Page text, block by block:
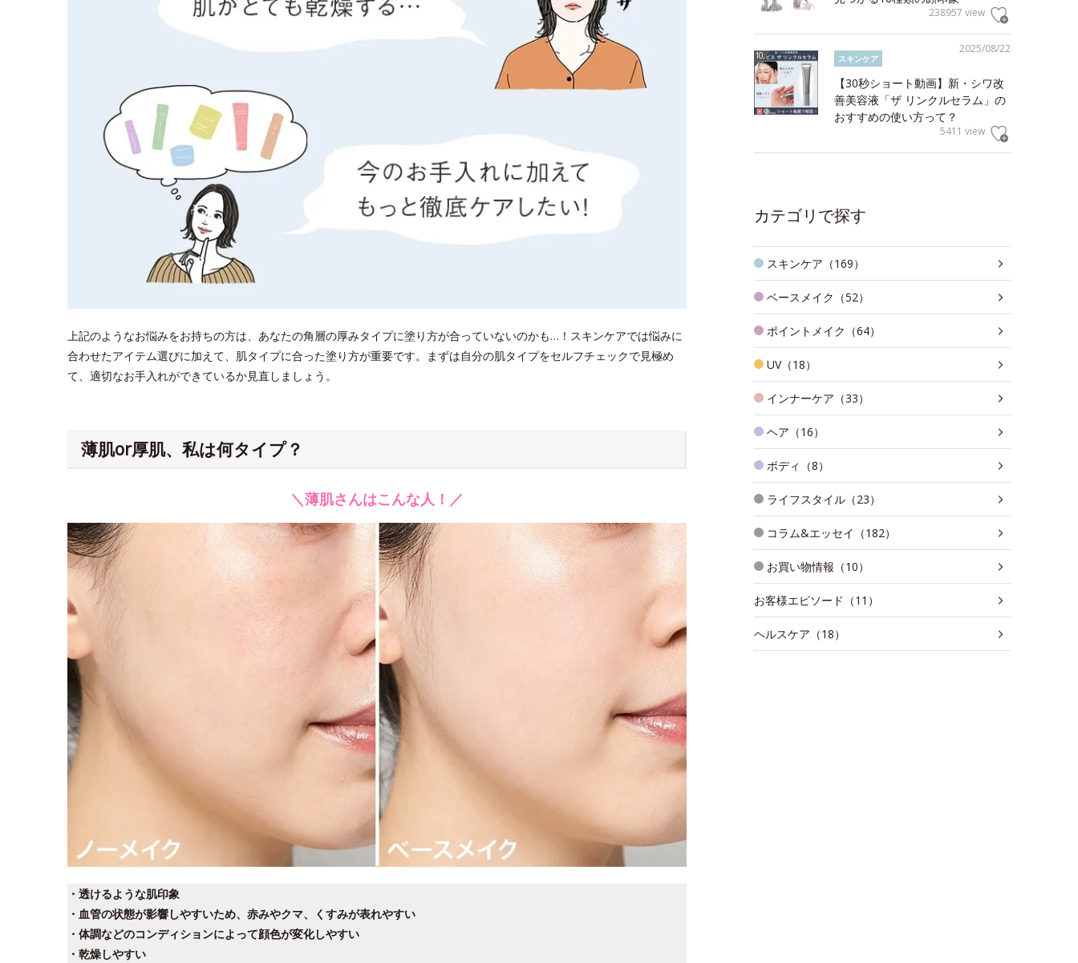
上記のようなお悩みをお持ちの方は、あなたの角層の厚みタイプに塗り方が合っていないのかも…！スキンケアでは悩みに
合わせたアイテム選びに加えて、肌タイプに合った塗り方が重要です。まずは自分の肌タイプをセルフチェックで見極め
て、適切なお手入れができているか見直しましょう。
薄肌or厚肌、私は何タイプ？
＼薄肌さんはこんな人！／
・透けるような肌印象
・血管の状態が影響しやすいため、赤みやクマ、くすみが表れやすい
・体調などのコンディションによって顔色が変化しやすい
・乾燥しやすい
238957 view
2025/08/22
スキンケア
【30秒ショート動画】新・シワ改
善美容液「ザ リンクルセラム」の
おすすめの使い方って？
5411 view
カテゴリで探す
スキンケア（169）
ベースメイク（52）
ポイントメイク（64）
UV（18）
インナーケア（33）
ヘア（16）
ボディ（8）
ライフスタイル（23）
コラム&エッセイ（182）
お買い物情報（10）
お客様エピソード（11）
ヘルスケア（18）